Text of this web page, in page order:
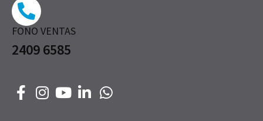
FONO VENTAS
2409 6585